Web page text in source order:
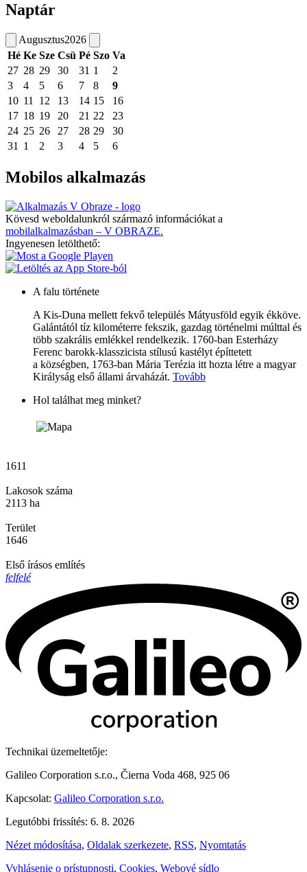
Naptár
Augusztus2026
Hé Ke Sze Csü Pé Szo Va
27 28 29 30 31 1
2
3
4 5 6 7 8
9
10 11 12 13 14 15
16
17 18 19 20 21 22
23
24 25 26 27 28 29
30
31
1 2 3 4 5 6
Mobilos alkalmazás
Kövesd weboldalunkról származó információkat a
mobilalkalmazásban – V OBRAZE.
Ingyenesen letölthető:
A falu története
A Kis-Duna mellett fekvő település Mátyusföld egyik ékköve.
Galántától tíz kilométerre fekszik, gazdag történelmi múlttal és
több szakrális emlékkel rendelkezik. 1760-ban Esterházy
Ferenc barokk-klasszicista stílusú kastélyt építtetett
a községben, 1763-ban Mária Terézia itt hozta létre a magyar
Királyság első állami árvaházát. Tovább
Hol találhat meg minket?
1611
Lakosok száma
2113 ha
Terület
1646
Első írásos említés
felfelé
Technikai üzemeltetője:
Galileo Corporation s.r.o., Čierna Voda 468, 925 06
Kapcsolat: Galileo Corporation s.r.o.
Legutóbbi frissítés: 6. 8. 2026
Nézet módosítása, Oldalak szerkezete, RSS, Nyomtatás
Vyhlásenie o prístupnosti, Cookies, Webové sídlo